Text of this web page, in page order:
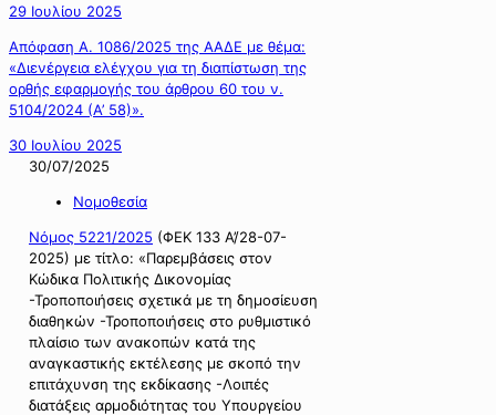
29 Ιουλίου 2025
Απόφαση Α. 1086/2025 της ΑΑΔΕ με θέμα:
«Διενέργεια ελέγχου για τη διαπίστωση της
ορθής εφαρμογής του άρθρου 60 του ν.
5104/2024 (Α’ 58)».
30 Ιουλίου 2025
30/07/2025
Νομοθεσία
Νόμος 5221/2025 (ΦΕΚ 133 Α’/28-07-
2025) με τίτλο: «Παρεμβάσεις στον
Κώδικα Πολιτικής Δικονομίας
-Τροποποιήσεις σχετικά με τη δημοσίευση
διαθηκών -Τροποποιήσεις στο ρυθμιστικό
πλαίσιο των ανακοπών κατά της
αναγκαστικής εκτέλεσης με σκοπό την
επιτάχυνση της εκδίκασης -Λοιπές
διατάξεις αρμοδιότητας του Υπουργείου